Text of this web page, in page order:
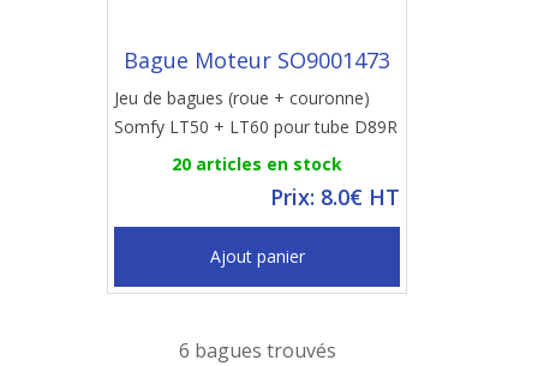
Bague Moteur SO9001473
Jeu de bagues (roue + couronne)
Somfy LT50 + LT60 pour tube D89R
20 articles en stock
Prix: 8.0€ HT
Ajout panier
6 bagues trouvés